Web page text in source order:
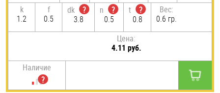
k
1.2
f
0.5
dk
?
3.8
n
?
0.5
t
?
0.8
Вес:
0.6 гр.
Цена:
4.11 руб.
Наличие